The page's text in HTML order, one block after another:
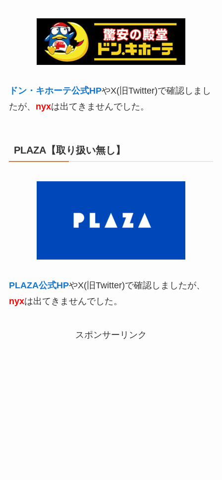
ドン・キホーテ公式HPやX(旧Twitter)で確認しまし
たが、 nyxは出てきませんでした。
PLAZA【取り扱い無し】
PLAZA公式HPやX(旧Twitter)で確認しましたが、
nyxは出てきませんでした。
スポンサーリンク